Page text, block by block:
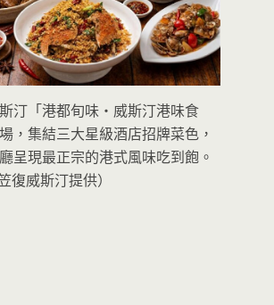
汀「港都旬味・威斯汀港味食
，集結三大星級酒店招牌菜色，
呈現最正宗的港式風味吃到飽。
復威斯汀提供）